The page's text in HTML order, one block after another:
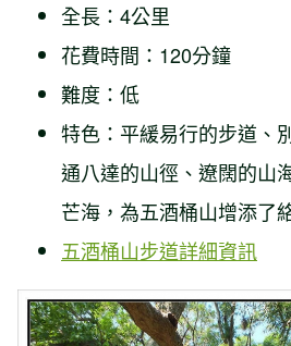
全長：4公里
花費時間：120分鐘
難度：低
特色：平緩易行的步道、
通八達的山徑、遼闊的山
芒海，為五酒桶山增添了
五酒桶山步道詳細資訊